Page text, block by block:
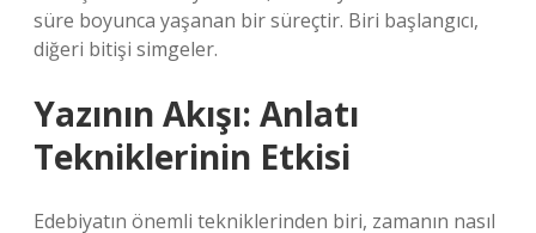
süre boyunca yaşanan bir süreçtir. Biri başlangıcı,
diğeri bitişi simgeler.
Yazının Akışı: Anlatı
Tekniklerinin Etkisi
Edebiyatın önemli tekniklerinden biri, zamanın nasıl